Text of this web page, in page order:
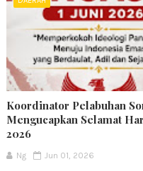
Koordinator Pelabuhan
Mengucapkan Selamat
2026
Ng Jun 01, 2026